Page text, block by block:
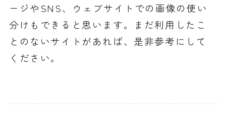
ージやSNS、ウェブサイトでの画像の使い
分けもできると思います。まだ利用したこ
とのないサイトがあれば、是非参考にして
ください。